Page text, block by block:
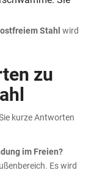
Stahl wird
zu
kurze Antworten
im Freien?
Es wird